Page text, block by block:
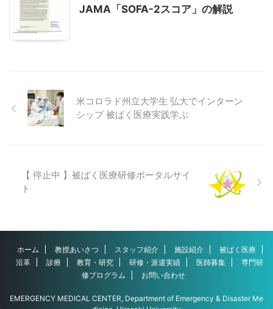
JAMA「SOFA-2スコア」の解説
米コロラド州立大学生 弘大でインターン
シップ 被ばく医療実践学ぶ
【 停止中 】被ばく医療研修ポータルサイ
ト
ホーム 教授あいさつ スタッフ紹介 施設紹介
被ばく医療
沿革
診療 教育・研究 研修・派遣実績 医師募集
専門研
修プログラム
お問い合わせ
EMERGENCY MEDICAL CENTER, Department of Emergency & Disaster Me